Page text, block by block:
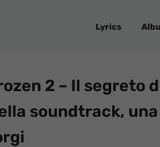
Lyrics
2 – Il segreto
soundtrack,